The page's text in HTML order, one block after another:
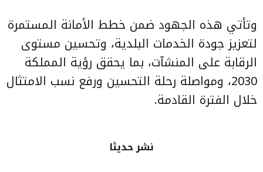
وتأتي هذه الجهود ضمن خطط الأمانة المستمرة
لتعزيز جودة الخدمات البلدية، وتحسين مستوى
الرقابة على المنشآت، بما يحقق رؤية المملكة
2030، ومواصلة رحلة التحسين ورفع نسب الامتثال
خلال الفترة القادمة.
نشر حديثا